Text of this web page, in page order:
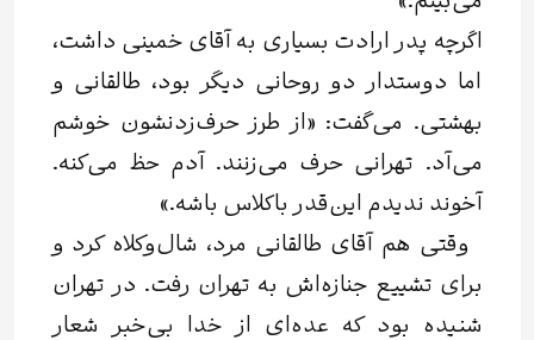
اگرچه پدر ارادت بسیاری به آقای خمینی داشت،
اما دوستدار دو روحانی دیگر بود، طالقانی و
بهشتی. می‌گفت: «از طرز حرف‌زدنشون خوشم
می‌آد. تهرانی حرف می‌زنند. آدم حظ می‌کنه.
آخوند ندیدم این‌قدر باکلاس باشه.»
وقتی هم آقای طالقانی مرد، شال‌و‌کلاه کرد و
برای تشییع جنازه‌اش به تهران رفت. در تهران
شنیده بود که عده‌ای از خدا بی‌خبر شعار